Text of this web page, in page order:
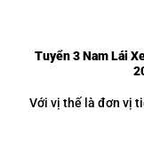
Tuyển 3 Nam Lái
Với vị thế là đơn vị